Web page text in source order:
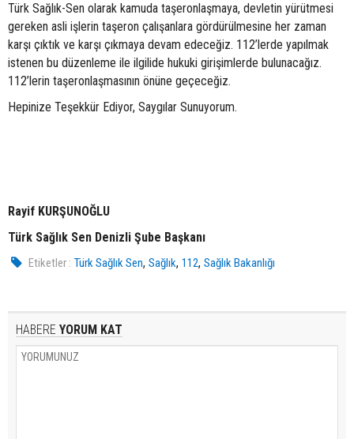
Türk Sağlık-Sen olarak kamuda taşeronlaşmaya, devletin yürütmesi
gereken asli işlerin taşeron çalışanlara gördürülmesine her zaman
karşı çıktık ve karşı çıkmaya devam edeceğiz. 112’lerde yapılmak
istenen bu düzenleme ile ilgilide hukuki girişimlerde bulunacağız.
112’lerin taşeronlaşmasının önüne geçeceğiz.
Hepinize Teşekkür Ediyor, Saygılar Sunuyorum.
Rayif KURŞUNOĞLU
Türk Sağlık Sen Denizli Şube Başkanı
Etiketler : Türk Sağlık Sen,Sağlık,112,Sağlık Bakanlığı
HABERE YORUM KAT